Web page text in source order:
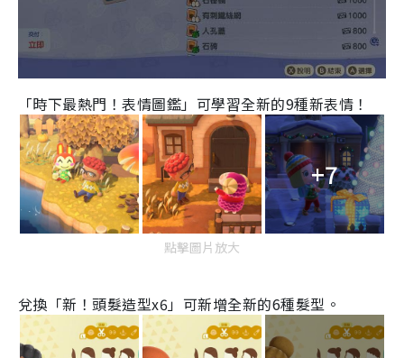
「時下最熱門！表情圖鑑」可學習全新的9種新表情！
+7
點擊圖片放大
兌換「新！頭髮造型x6」可新增全新的6種髮型。